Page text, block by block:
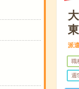
派
職
週